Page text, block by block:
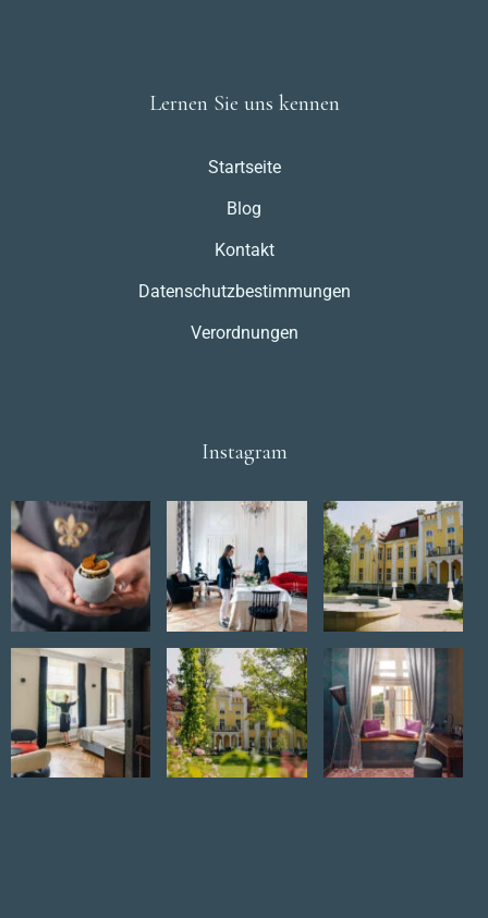
Lernen Sie uns kennen
Startseite
Blog
Kontakt
Datenschutzbestimmungen
Verordnungen
Instagram